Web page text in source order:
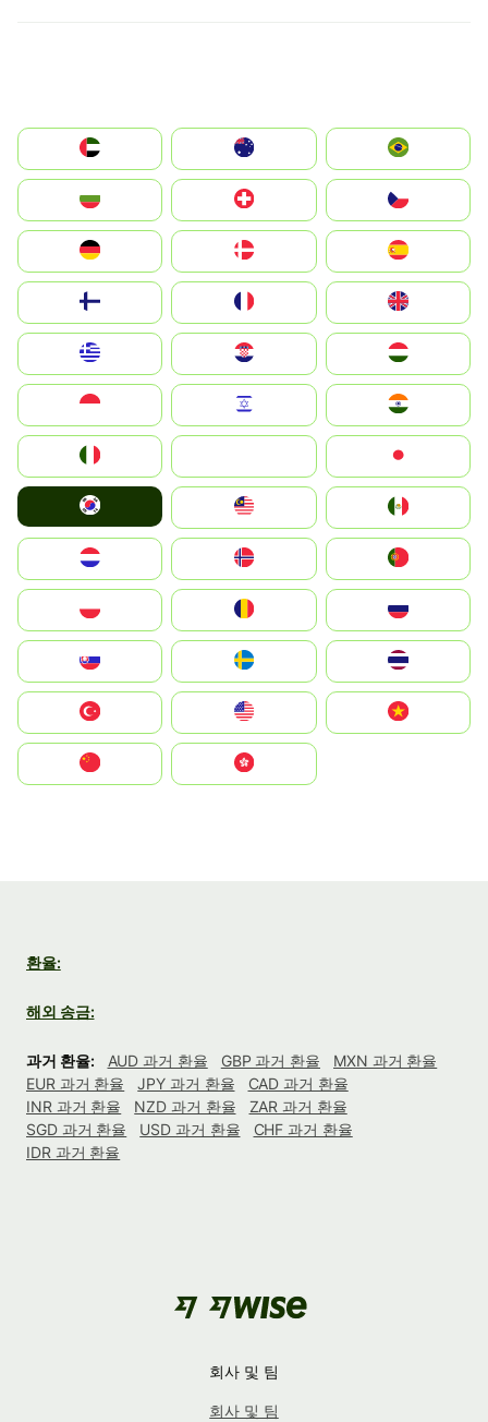
الإمارات العربية المتحدة
Switzerland
Deutschland
United Kingdom
Magyarország
South Korea
United States
中國香港特別行政區
환율:
해외 송금:
과거 환율: AUD 과거 환율 GBP 과거 환율
MXN 과거 환율
EUR 과거 환율
JPY 과거 환율
CAD 과거 환율
INR 과거 환율
NZD 과거 환율
ZAR 과거 환율
SGD 과거 환율
USD 과거 환율
CHF 과거 환율
IDR 과거 환율
회사 및 팀
회사 및 팀